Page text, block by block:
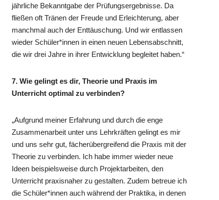
jährliche Bekanntgabe der Prüfungsergebnisse. Da
fließen oft Tränen der Freude und Erleichterung, aber
manchmal auch der Enttäuschung. Und wir entlassen
wieder Schüler*innen in einen neuen Lebensabschnitt,
die wir drei Jahre in ihrer Entwicklung begleitet haben.“
7. Wie gelingt es dir, Theorie und Praxis im
Unterricht optimal zu verbinden?
„Aufgrund meiner Erfahrung und durch die enge
Zusammenarbeit unter uns Lehrkräften gelingt es mir
und uns sehr gut, fächerübergreifend die Praxis mit der
Theorie zu verbinden. Ich habe immer wieder neue
Ideen beispielsweise durch Projektarbeiten, den
Unterricht praxisnaher zu gestalten. Zudem betreue ich
die Schüler*innen auch während der Praktika, in denen